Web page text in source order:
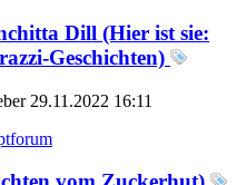
Dill (Hier ist sie:
Geschichten)
29.11.2022 16:11